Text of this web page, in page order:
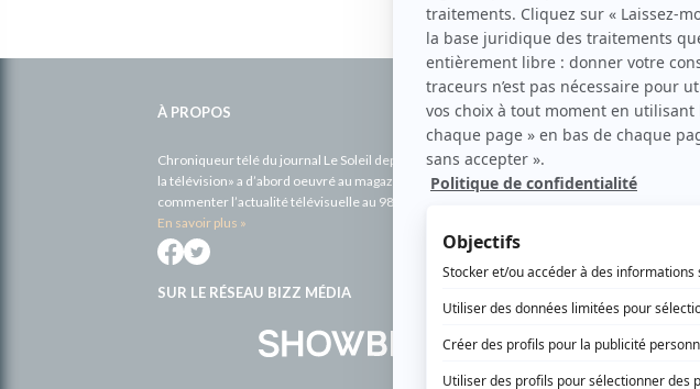
À PROPOS
Chroniqueur télé du journal Le Soleil depuis 2001, Richard Therrien carbure à son petit
la télévision» a d’abord oeuvré au magazine TV Hebdo de 1996 à 2001. Sa spécialité: la télé
commenter l’actualité télévisuelle au 98,5.
En savoir plus »
SUR LE RÉSEAU BIZZ MÉDIA